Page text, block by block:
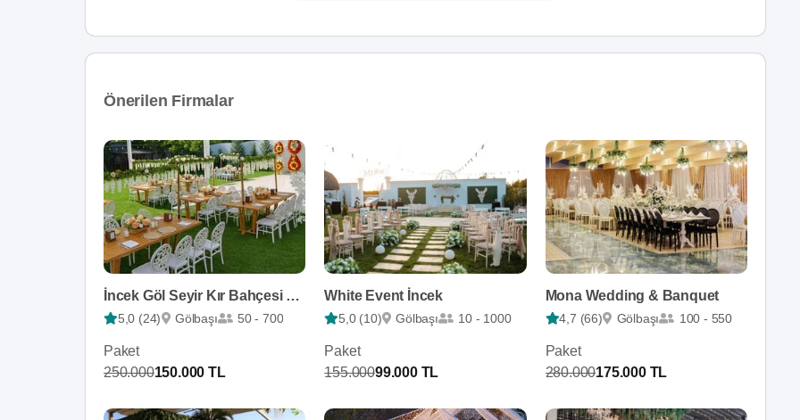
Önerilen Firmalar
İncek Göl Seyir Kır Bahçesi Havuzbaşı
5,0 (24) Gölbaşı 50 - 700
Paket
250.000150.000 TL
White Event İncek
5,0 (10) Gölbaşı 10 - 1000
Paket
155.00099.000 TL
Mona Wedding & Banquet
4,7 (66) Gölbaşı 100 - 550
Paket
280.000175.000 TL